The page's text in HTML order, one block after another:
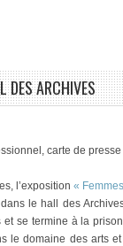
DES ARCHIVES
carte de
l’exposition «
le hall des
se termine à la
le domaine des arts